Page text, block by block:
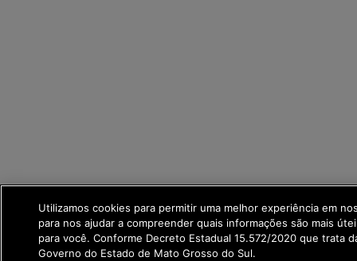
Utilizamos cookies para permitir uma melhor experiência em
para nos ajudar a compreender quais informações são mais
para você. Conforme Decreto Estadual 15.572/2020 que trata
Governo do Estado de Mato Grosso do Sul.